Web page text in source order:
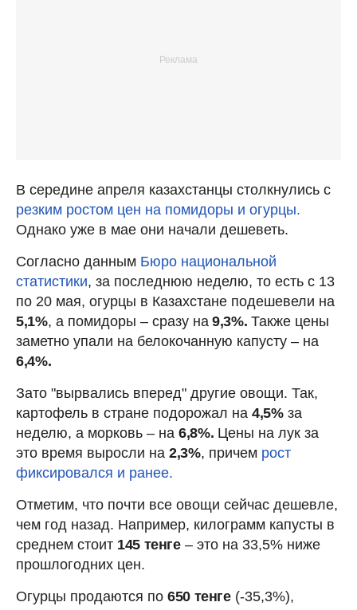
В середине апреля казахстанцы столкнулись с
резким ростом цен на помидоры и огурцы.
Однако уже в мае они начали дешеветь.
Согласно данным Бюро национальной
статистики, за последнюю неделю, то есть с 13
по 20 мая, огурцы в Казахстане подешевели на
5,1%, а помидоры – сразу на 9,3%. Также цены
заметно упали на белокочанную капусту – на
6,4%.
Зато "вырвались вперед" другие овощи. Так,
картофель в стране подорожал на 4,5%за
неделю, а морковь – на 6,8%. Цены на лук за
это время выросли на 2,3%, причем рост
фиксировался и ранее.
Отметим, что почти все овощи сейчас дешевле,
чем год назад. Например, килограмм капусты в
среднем стоит 145 тенге– это на 33,5% ниже
прошлогодних цен.
Огурцы продаются по 650 тенге(-35,3%),